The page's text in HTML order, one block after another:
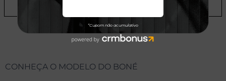
ADICIONAR A LISTA DE DESEJOS
CONHEÇA O MODELO DO BONÉ